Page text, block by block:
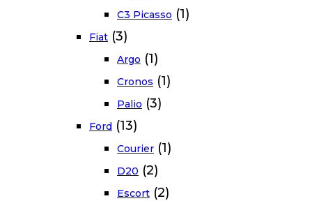
C3 Picasso (1)
Fiat (3)
Argo (1)
Cronos (1)
Palio (3)
Ford (13)
Courier (1)
D20 (2)
Escort (2)